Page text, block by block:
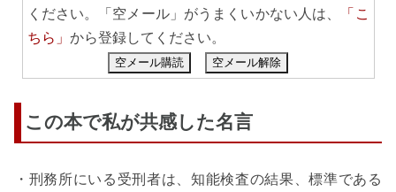
ください。「空メール」がうまくいかない人は、
「こ
ちら」 から登録してください。
空メール購読 空メール解除
この本で私が共感した名言
・刑務所にいる受刑者は、知能検査の結果、標準である